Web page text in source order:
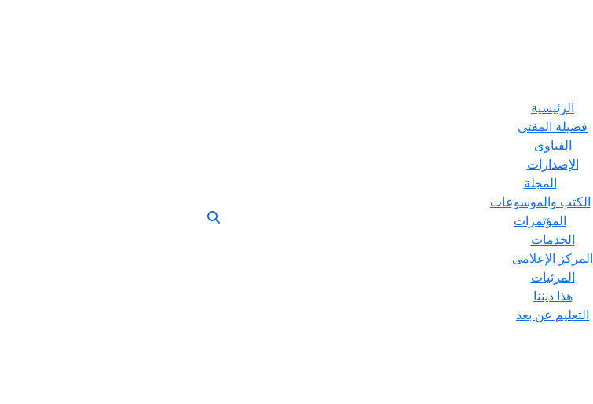
الرئيسية
فضيلة المفتى
الفتاوى
الإصدارات
المجلة
الكتب والموسوعات
المؤتمرات
الخدمات
المركز الإعلامى
المرئيات
هذا ديننا
التعليم عن بعد